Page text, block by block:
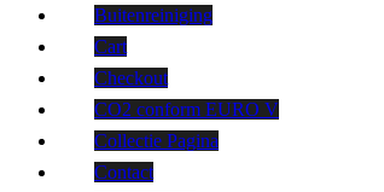
Buitenreiniging
Cart
Checkout
CO2 conform EURO V
Collectie Pagina
Contact